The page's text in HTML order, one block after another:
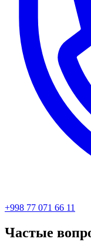
+998 77 071 66 11
Частые